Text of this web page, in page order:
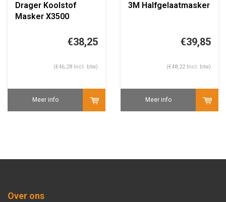
Drager Koolstof
Masker X3500
€38,25
(€46,28 Incl. btw)
Meer info
3M Halfgelaatmasker
€39,85
(€48,22 Incl. btw)
Meer info
Over ons